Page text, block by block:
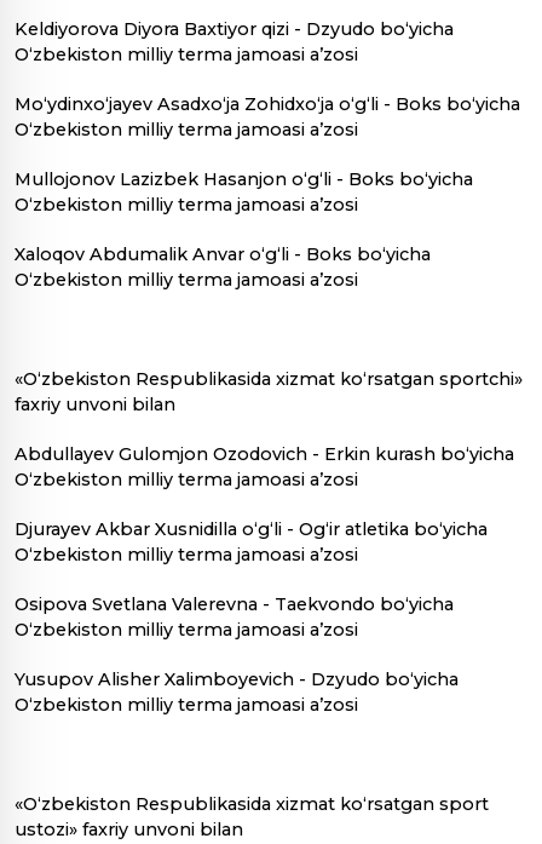
Keldiyorova Diyora Baxtiyor qizi - Dzyudo bo‘yicha
O‘zbekiston milliy terma jamoasi a’zosi
Mo‘ydinxo‘jayev Asadxo‘ja Zohidxo‘ja o‘g‘li - Boks bo‘yicha
O‘zbekiston milliy terma jamoasi a’zosi
Mullojonov Lazizbek Hasanjon o‘g‘li - Boks bo‘yicha
O‘zbekiston milliy terma jamoasi a’zosi
Xaloqov Abdumalik Anvar o‘g‘li - Boks bo‘yicha
O‘zbekiston milliy terma jamoasi a’zosi
«O‘zbekiston Respublikasida xizmat ko‘rsatgan sportchi»
faxriy unvoni bilan
Abdullayev Gulomjon Ozodovich - Erkin kurash bo‘yicha
O‘zbekiston milliy terma jamoasi a’zosi
Djurayev Akbar Xusnidilla o‘g‘li - Og‘ir atletika bo‘yicha
O‘zbekiston milliy terma jamoasi a’zosi
Osipova Svetlana Valerevna - Taekvondo bo‘yicha
O‘zbekiston milliy terma jamoasi a’zosi
Yusupov Alisher Xalimboyevich - Dzyudo bo‘yicha
O‘zbekiston milliy terma jamoasi a’zosi
«O‘zbekiston Respublikasida xizmat ko‘rsatgan sport
ustozi» faxriy unvoni bilan